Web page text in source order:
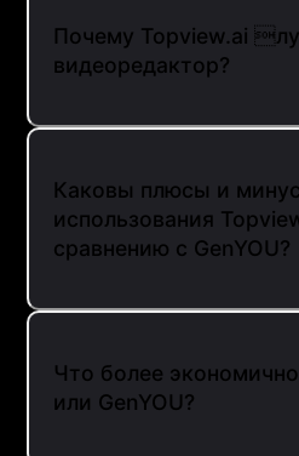
Почему Topview.ai
видеоредактор?
Каковы плюсы и
использования
сравнению с GenYOU?
Что более
или GenYOU?